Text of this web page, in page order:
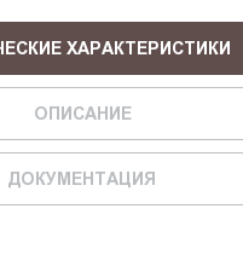
ХАРАКТЕРИСТИКИ
ОПИСАНИЕ
ДОКУМЕНТАЦИЯ